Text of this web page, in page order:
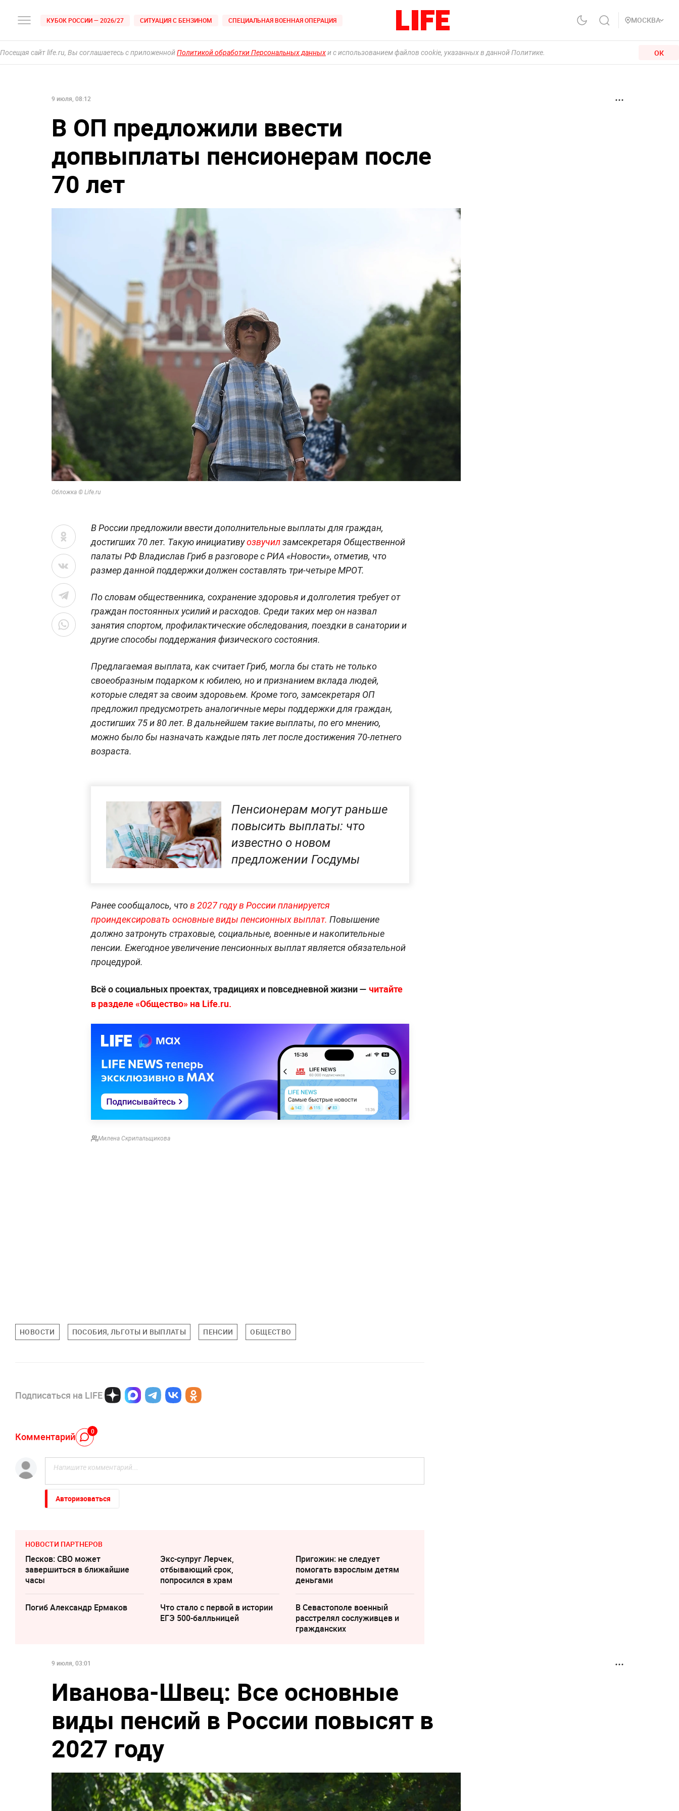
КУБОК РОССИИ — 2026/27 СИТУАЦИЯ С БЕНЗИНОМ СПЕЦИАЛЬНАЯ ВОЕННАЯ ОПЕРАЦИЯ МОСКВА
Посещая сайт life.ru, Вы соглашаетесь с приложеннойПолитикой обработки Персональных данныхи с использованием файлов cookie, указанных в данной Политике. ОК
9 июля, 08:12
В ОП предложили ввести
допвыплаты пенсионерам после
70 лет
Обложка © Life.ru
В России предложили ввести дополнительные выплаты для граждан,
достигших 70 лет. Такую инициативуозвучилзамсекретаря Общественной
палаты РФ Владислав Гриб в разговоре с РИА «Новости», отметив, что
размер данной поддержки должен составлять три-четыре МРОТ.
По словам общественника, сохранение здоровья и долголетия требует от
граждан постоянных усилий и расходов. Среди таких мер он назвал
занятия спортом, профилактические обследования, поездки в санатории и
другие способы поддержания физического состояния.
Предлагаемая выплата, как считает Гриб, могла бы стать не только
своеобразным подарком к юбилею, но и признанием вклада людей,
которые следят за своим здоровьем. Кроме того, замсекретаря ОП
предложил предусмотреть аналогичные меры поддержки для граждан,
достигших 75 и 80 лет. В дальнейшем такие выплаты, по его мнению,
можно было бы назначать каждые пять лет после достижения 70-летнего
возраста.
Пенсионерам могут раньше
повысить выплаты: что
известно о новом
предложении Госдумы
Ранее сообщалось, чтов 2027 году в России планируется
проиндексировать основные виды пенсионных выплат. Повышение
должно затронуть страховые, социальные, военные и накопительные
пенсии. Ежегодное увеличение пенсионных выплат является обязательной
процедурой.
Всё о социальных проектах, традициях и повседневной жизни — читайте
в разделе «Общество» на Life.ru.
Милена Скрипальщикова
НОВОСТИ ПОСОБИЯ, ЛЬГОТЫ И ВЫПЛАТЫ ПЕНСИИ ОБЩЕСТВО
Подписаться на LIFE
Комментарий 0
Авторизоваться
НОВОСТИ ПАРТНЕРОВ
Песков: СВО может
завершиться в ближайшие
часы
Экс-супруг Лерчек,
отбывающий срок,
попросился в храм
Пригожин: не следует
помогать взрослым детям
деньгами
Погиб Александр Ермаков
Что стало с первой в истории
ЕГЭ 500-балльницей
В Севастополе военный
расстрелял сослуживцев и
гражданских
9 июля, 03:01
Иванова-Швец: Все основные
виды пенсий в России повысят в
2027 году